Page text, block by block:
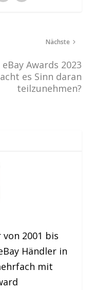
Nächste
eBay Awards 2023
es Sinn daran
teilzunehmen?
von 2001 bis
Händler in
mit